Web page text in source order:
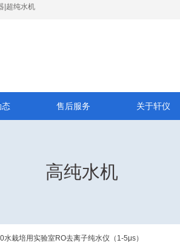
|超纯水机
态 售后服务 关于轩仪
高纯水机
水栽培用实验室RO去离子纯水仪（1-5μs）